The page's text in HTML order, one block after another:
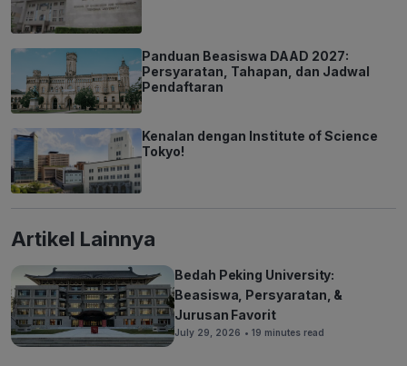
Panduan Beasiswa DAAD 2027:
Persyaratan, Tahapan, dan Jadwal
Pendaftaran
Kenalan dengan Institute of Science
Tokyo!
Artikel Lainnya
Bedah Peking University:
Beasiswa, Persyaratan, &
Jurusan Favorit
July 29, 2026 • 19 minutes read